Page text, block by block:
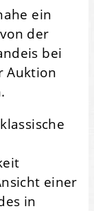
ein
der
bei
Auktion
einer
in